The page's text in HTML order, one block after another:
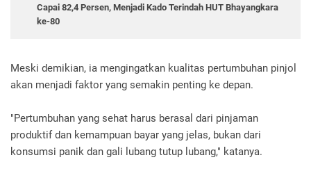
Capai 82,4 Persen, Menjadi Kado Terindah HUT Bhayangkara
ke-80
Meski demikian, ia mengingatkan kualitas pertumbuhan pinjol
akan menjadi faktor yang semakin penting ke depan.
"Pertumbuhan yang sehat harus berasal dari pinjaman
produktif dan kemampuan bayar yang jelas, bukan dari
konsumsi panik dan gali lubang tutup lubang," katanya.